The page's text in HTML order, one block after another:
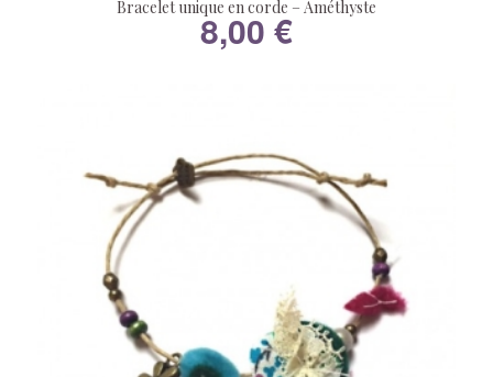
Bracelet unique en corde – Améthyste
8,00 €